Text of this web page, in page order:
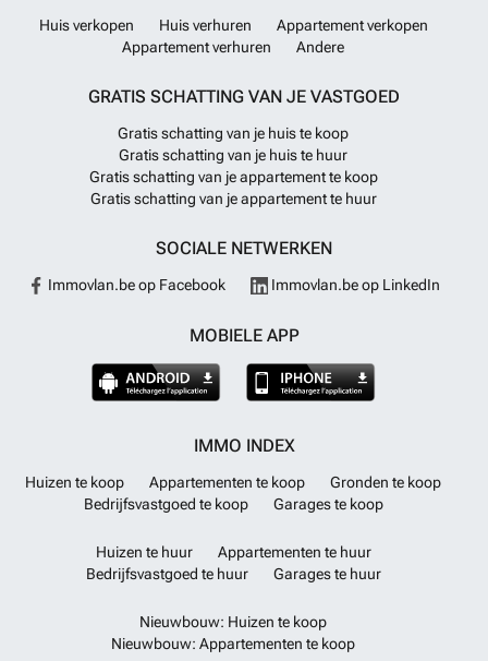
Huis verkopen Huis verhuren
Appartement verkopen
Appartement verhuren
Andere
GRATIS SCHATTING VAN JE VASTGOED
Gratis schatting van je huis te koop
Gratis schatting van je huis te huur
Gratis schatting van je appartement te koop
Gratis schatting van je appartement te huur
SOCIALE NETWERKEN
Immovlan.be op Facebook Immovlan.be op LinkedIn
MOBIELE APP
IMMO INDEX
Huizen te koop Appartementen te koop
Gronden te koop
Bedrijfsvastgoed te koop
Garages te koop
Huizen te huur
Appartementen te huur
Bedrijfsvastgoed te huur
Garages te huur
Nieuwbouw: Huizen te koop
Nieuwbouw: Appartementen te koop